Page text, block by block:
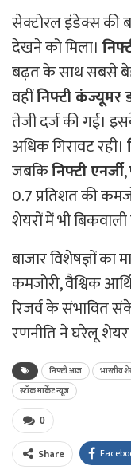
सेक्टोरल इंडेक्स की
देखने को मिला।
बढ़त के साथ सबसे
वहींनिफ्टी कंज्यूमर
तेजी दर्ज की गई।
अधिक गिरावट रही।
जबकिनिफ्टी एनर्जी,
0.7 प्रतिशत की
शेयरों में भी बिकवाली
बाजार विशेषज्ञों का
कमजोरी, वैश्विक
रिजर्व के संभावित
रणनीति ने घरेलू शेयर
निफ्टी आज भारतीय
स्टॉक मार्केट न्यूज
0
Share